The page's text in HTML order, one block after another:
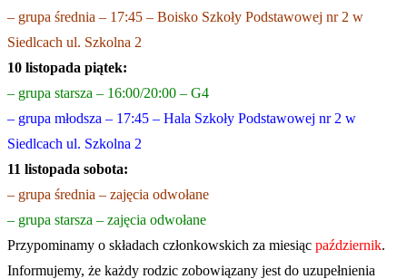
– grupa średnia – 17:45 – Boisko Szkoły Podstawowej nr 2 w
Siedlcach ul. Szkolna 2
10 listopada piątek:
– grupa starsza – 16:00/20:00 – G4
– grupa młodsza – 17:45 – Hala Szkoły Podstawowej nr 2 w
Siedlcach ul. Szkolna 2
11 listopada sobota:
– grupa średnia – zajęcia odwołane
– grupa starsza – zajęcia odwołane
Przypominamy o składach członkowskich za miesiąc październik.
Informujemy, że każdy rodzic zobowiązany jest do uzupełnienia